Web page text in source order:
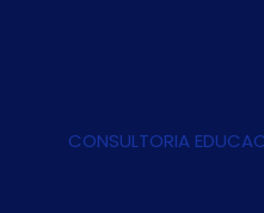
CONSULTORIA